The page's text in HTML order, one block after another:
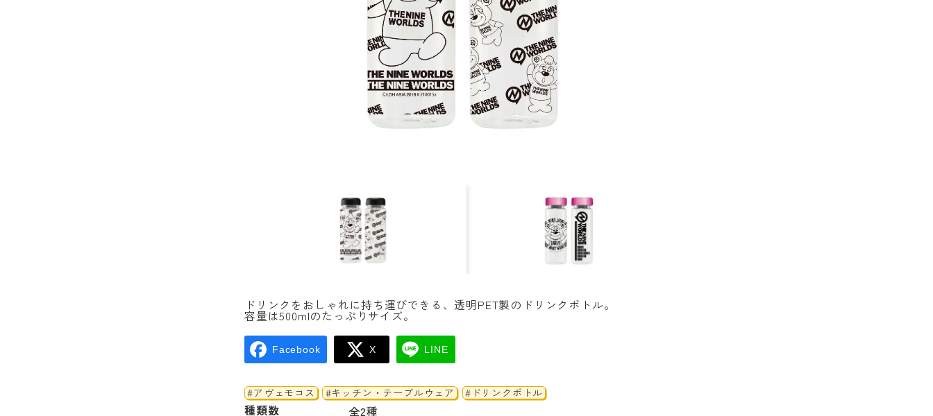
ドリンクをおしゃれに持ち運びできる、透明PET製のドリンクボトル。
容量は500mlのたっぷりサイズ。
Facebook X LINE
#アヴェモコス #キッチン・テーブルウェア #ドリンクボトル
種類数
全2種